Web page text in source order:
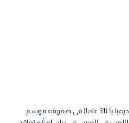
وأعلن بشيكتاش الذي تألق ديمبا با (31 عاما) في صفوفه موسم